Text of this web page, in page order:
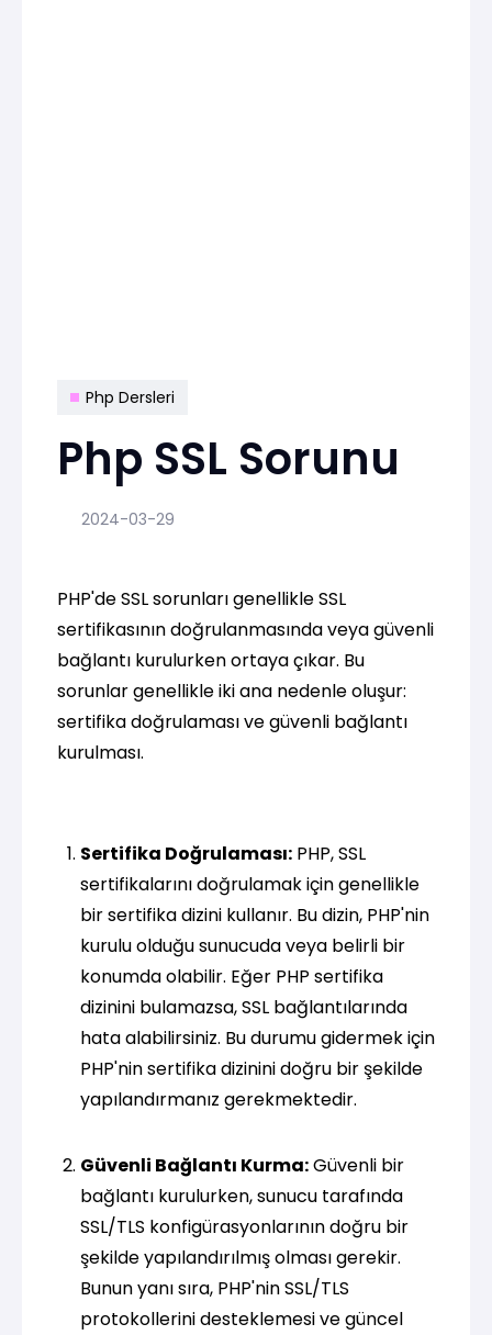
Php Dersleri
Php SSL Sorunu
2024-03-29
PHP'de SSL sorunları genellikle SSL
sertifikasının doğrulanmasında veya güvenli
bağlantı kurulurken ortaya çıkar. Bu
sorunlar genellikle iki ana nedenle oluşur:
sertifika doğrulaması ve güvenli bağlantı
kurulması.
Sertifika Doğrulaması:PHP, SSL
sertifikalarını doğrulamak için genellikle
bir sertifika dizini kullanır. Bu dizin, PHP'nin
kurulu olduğu sunucuda veya belirli bir
konumda olabilir. Eğer PHP sertifika
dizinini bulamazsa, SSL bağlantılarında
hata alabilirsiniz. Bu durumu gidermek için
PHP'nin sertifika dizinini doğru bir şekilde
yapılandırmanız gerekmektedir.
Güvenli Bağlantı Kurma:Güvenli bir
bağlantı kurulurken, sunucu tarafında
SSL/TLS konfigürasyonlarının doğru bir
şekilde yapılandırılmış olması gerekir.
Bunun yanı sıra, PHP'nin SSL/TLS
protokollerini desteklemesi ve güncel